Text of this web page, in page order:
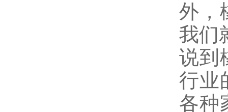
外，
我们
说到
行业
各种